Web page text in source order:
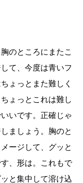
のところにまたこ
て、今度は青いフ
ょっとまた難しく
ょっとこれは難し
いです。正確じゃ
ましょう。胸のと
ージして、グッと
、形は。これもで
と集中して溶け込